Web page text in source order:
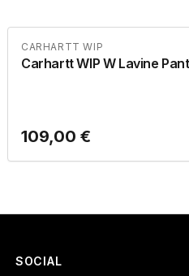
CARHARTT WIP
Carhartt WIP W Lavine Pant
109,00 €
SOCIAL